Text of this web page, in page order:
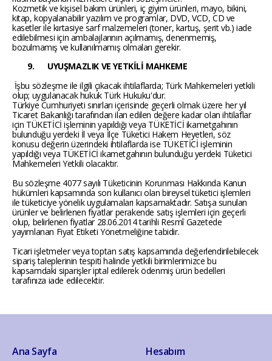
Kozmetik ve kişisel bakım ürünleri, iç giyim ürünleri, mayo, bikini,
kitap, kopyalanabilir yazılım ve programlar, DVD, VCD, CD ve
kasetler ile kırtasiye sarf malzemeleri (toner, kartuş, şerit vb.) iade
edilebilmesi için ambalajlarının açılmamış, denenmemiş,
bozulmamış ve kullanılmamış olmaları gerekir.
9.
UYUŞMAZLIK VE YETKİLİ MAHKEME
İşbu sözleşme ile ilgili çıkacak ihtilaflarda; Türk Mahkemeleri yetkili
olup; uygulanacak hukuk Türk Hukuku'dur.
Türkiye Cumhuriyeti sınırları içerisinde geçerli olmak üzere her yıl
Ticaret Bakanlığı tarafından ilan edilen değere kadar olan ihtilaflar
için TÜKETİCİ işleminin yapıldığı veya TÜKETİCİ ikametgahının
bulunduğu yerdeki İl veya İlçe Tüketici Hakem Heyetleri, söz
konusu değerin üzerindeki ihtilaflarda ise TÜKETİCİ işleminin
yapıldığı veya TÜKETİCİ ikametgahının bulunduğu yerdeki Tüketici
Mahkemeleri Yetkili olacaktır.
Bu sözleşme 4077 sayılı Tüketicinin Korunması Hakkında Kanun
hükümleri kapsamında son kullanıcı olan bireysel tüketici işlemleri
ile tüketiciye yönelik uygulamaları kapsamaktadır. Satışa sunulan
ürünler ve belirlenen fiyatlar perakende satış işlemleri için geçerli
olup, belirlenen fiyatlar 28.06.2014 tarihli Resmî Gazetede
yayımlanan Fiyat Etiketi Yönetmeliğine tabidir.
Ticari işletmeler veya toptan satış kapsamında değerlendirilebilecek
sipariş taleplerinin tespiti halinde yetkili birimlerimizce bu
kapsamdaki siparişler iptal edilerek ödenmiş ürün bedelleri
tarafınıza iade edilecektir.
Ana Sayfa Hesabım